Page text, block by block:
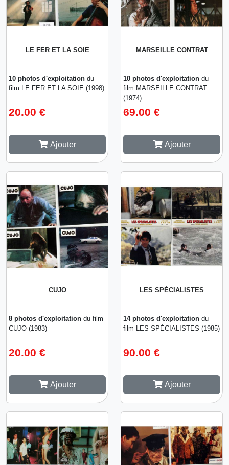
LE FER ET LA SOIE
10 photos d'exploitation du
film LE FER ET LA SOIE (1998)
20.00 €
Ajouter
MARSEILLE CONTRAT
10 photos d'exploitation du
film MARSEILLE CONTRAT
(1974)
69.00 €
Ajouter
CUJO
8 photos d'exploitation du film
CUJO (1983)
20.00 €
Ajouter
LES SPÉCIALISTES
14 photos d'exploitation du
film LES SPÉCIALISTES (1985)
90.00 €
Ajouter